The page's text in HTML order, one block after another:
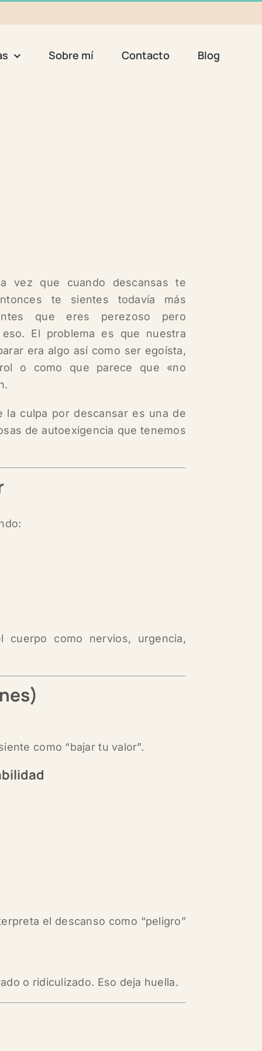
Sobre mí Contacto Blog
vez que cuando descansas te
te sientes todavía más
que eres perezoso pero
El problema es que nuestra
era algo así como ser egoísta,
o como que parece que «no
la culpa por descansar es una de
de autoexigencia que tenemos
como nervios, urgencia,
como “bajar tu valor”.
el descanso como “peligro”
o ridiculizado. Eso deja huella.